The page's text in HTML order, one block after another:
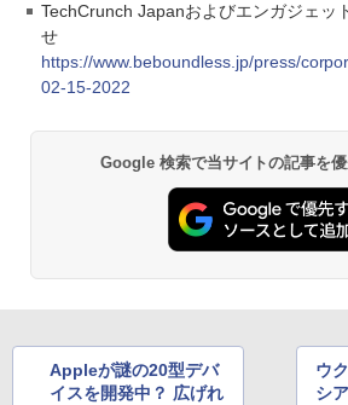
TechCrunch Japanおよびエンガジェッ
せ
https://www.beboundless.jp/press/
02-15-2022
Google 検索で当サイトの記事を
Appleが謎の20型デバ
イスを開発中？ 広げれ
ウ
シ